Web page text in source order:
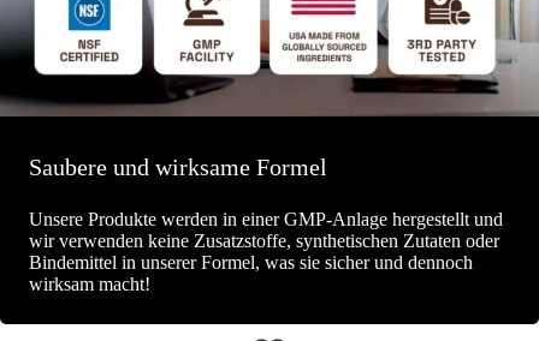
Saubere und wirksame Formel
Unsere Produkte werden in einer GMP-Anlage hergestellt und
wir verwenden keine Zusatzstoffe, synthetischen Zutaten oder
Bindemittel in unserer Formel, was sie sicher und dennoch
wirksam macht!